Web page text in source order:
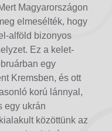
Magyarországon
elmesélték, hogy
alföld bizonyos
Ez a kelet-
egy
Kremsben, és ott
korú lánnyal,
egy ukrán
közöttünk az